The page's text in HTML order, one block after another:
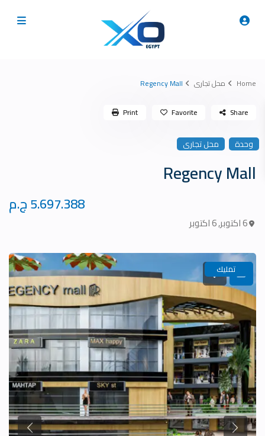
Home محل تجارى Regency Mall
وحدة محل تجارى
Regency Mall
6 اكتوبر ,6 اكتوبر
Share
Favorite
Print
تمليك